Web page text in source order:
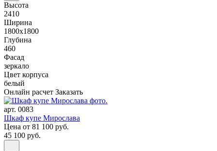
Высота
2410
Ширина
1800x1800
Глубина
460
Фасад
зеркало
Цвет корпуса
белый
Онлайн расчет Заказать
арт. 0083
Шкаф купе Мирослава
Цена от 81 100 руб.
45 100 руб.